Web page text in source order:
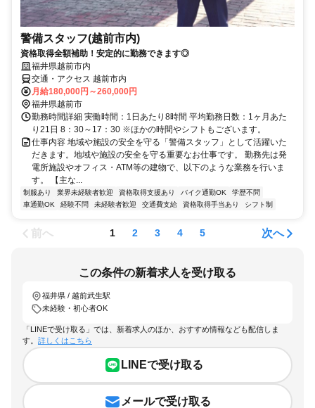
警備スタッフ(越前市内)
資格取得全額補助！安定的に勤務できます◎
福井県越前市内
交通・アクセス 越前市内
月給180,000円～260,000円
福井県越前市
勤務時間詳細 実働時間：1日あたり8時間 平均勤務日数：1ヶ月あた
り21日 8：30～17：30 ※ほかの時間やシフトもございます。
仕事内容 地域や施設の安全を守る「警備スタッフ」として活躍いた
だきます。地域や施設の安全を守る重要なお仕事です。 勤務先は発
電所施設やオフィス・ATM等の建物で、以下のような業務を行いま
す。 【主な...
制服あり 業界未経験者歓迎 資格取得支援あり バイク通勤OK
学歴不問
車通勤OK
経験不問 未経験者歓迎 交通費支給 資格取得手当あり シフト制
前へ 1 2 3 4 5 次へ
この条件の新着求人を受け取る
福井県 / 越前武生駅
未経験・初心者OK
「LINEで受け取る」では、新着求人のほか、おすすめ情報なども配信しま
す。 詳しくはこちら
LINEで受け取る
メールで受け取る